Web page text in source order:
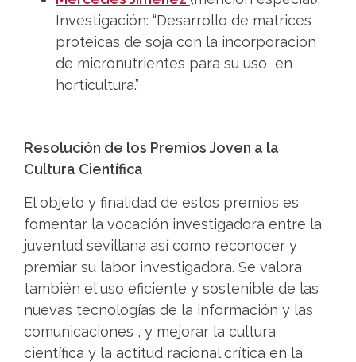
Investigación: “Desarrollo de matrices
proteicas de soja con la incorporación
de micronutrientes para su uso en
horticultura.”
Resolución de los Premios Joven a la
Cultura Científica
El objeto y finalidad de estos premios es
fomentar la vocación investigadora entre la
juventud sevillana así como reconocer y
premiar su labor investigadora. Se valora
también el uso eficiente y sostenible de las
nuevas tecnologías de la información y las
comunicaciones , y mejorar la cultura
científica y la actitud racional crítica en la